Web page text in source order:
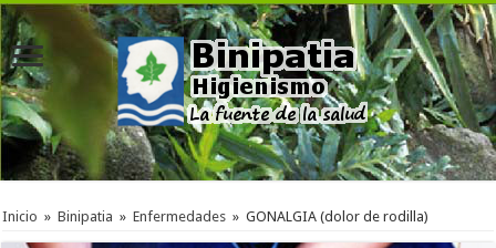
Inicio » Binipatia » Enfermedades » GONALGIA (dolor de rodilla)